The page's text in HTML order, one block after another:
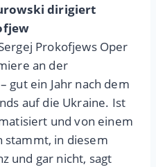
dirigiert
Prokofjews Oper
an der
gut ein Jahr nach dem
auf die Ukraine. Ist
und von einem
stammt, in diesem
und gar nicht, sagt